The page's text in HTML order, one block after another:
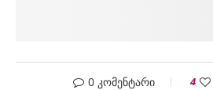
0 კომენტარი 4